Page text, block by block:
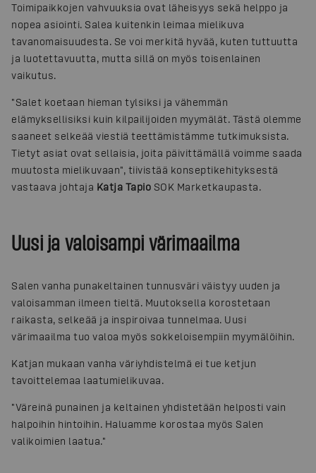
Toimipaikkojen vahvuuksia ovat läheisyys sekä helppo ja
nopea asiointi. Salea kuitenkin leimaa mielikuva
tavanomaisuudesta. Se voi merkitä hyvää, kuten tuttuutta
ja luotettavuutta, mutta sillä on myös toisenlainen
vaikutus.
"Salet koetaan hieman tylsiksi ja vähemmän
elämyksellisiksi kuin kilpailijoiden myymälät. Tästä olemme
saaneet selkeää viestiä teettämistämme tutkimuksista.
Tietyt asiat ovat sellaisia, joita päivittämällä voimme saada
muutosta mielikuvaan", tiivistää konseptikehityksestä
vastaava johtaja Katja Tapio SOK Marketkaupasta.
Uusi ja valoisampi värimaailma
Salen vanha punakeltainen tunnusväri väistyy uuden ja
valoisamman ilmeen tieltä. Muutoksella korostetaan
raikasta, selkeää ja inspiroivaa tunnelmaa. Uusi
värimaailma tuo valoa myös sokkeloisempiin myymälöihin.
Katjan mukaan vanha väriyhdistelmä ei tue ketjun
tavoittelemaa laatumielikuvaa.
"Väreinä punainen ja keltainen yhdistetään helposti vain
halpoihin hintoihin. Haluamme korostaa myös Salen
valikoimien laatua."